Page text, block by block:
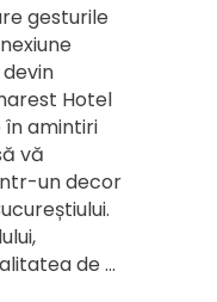
gesturile
Hotel
amintiri
vă
un decor
de